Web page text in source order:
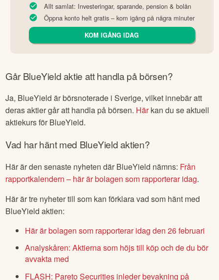
Allt samlat: Investeringar, sparande, pension & bolån
Öppna konto helt gratis – kom igång på några minuter
KOM IGÅNG IDAG
GårBlueYieldaktie att handla på börsen?
Ja, BlueYield är börsnoterade i Sverige, vilket innebär att
deras aktier går att handla på börsen. Härkan du se aktuell
aktiekurs för BlueYield.
Vad har hänt med BlueYieldaktien?
Här är den senaste nyheten där BlueYield nämns: Från
rapportkalendern – här är bolagen som rapporterar idag.
Här är tre nyheter till som kan förklara vad som hänt med
BlueYield aktien:
Här är bolagen som rapporterar idag den 26 februari
Analyskåren: Aktierna som höjs till köp och de du bör
avvakta med
FLASH: Pareto Securities inleder bevakning på